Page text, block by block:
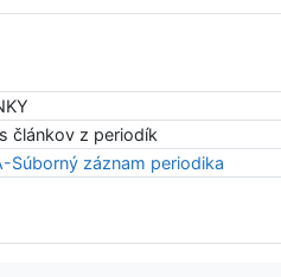
článkov z periodík
Súborný záznam periodika